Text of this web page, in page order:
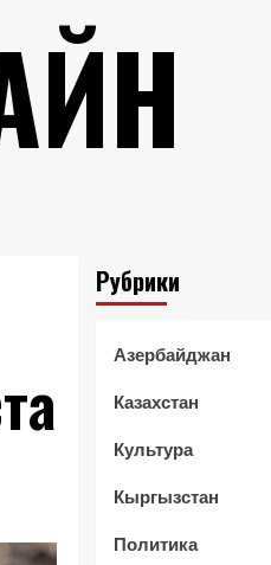
Рубрики
Азербайджан
Казахстан
Культура
Кыргызстан
Политика